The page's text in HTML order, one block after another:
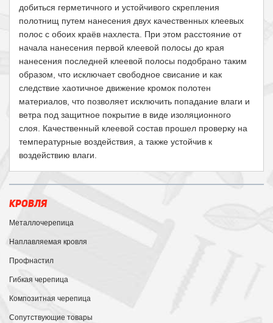
добиться герметичного и устойчивого скрепления
полотнищ путем нанесения двух качественных клеевых
полос с обоих краёв нахлеста. При этом расстояние от
начала нанесения первой клеевой полосы до края
нанесения последней клеевой полосы подобрано таким
образом, что исключает свободное свисание и как
следствие хаотичное движение кромок полотен
материалов, что позволяет исключить попадание влаги и
ветра под защитное покрытие в виде изоляционного
слоя. Качественный клеевой состав прошел проверку на
температурные воздействия, а также устойчив к
воздействию влаги.
КРОВЛЯ
Металлочерепица
Наплавляемая кровля
Профнастил
Гибкая черепица
Композитная черепица
Сопутствующие товары